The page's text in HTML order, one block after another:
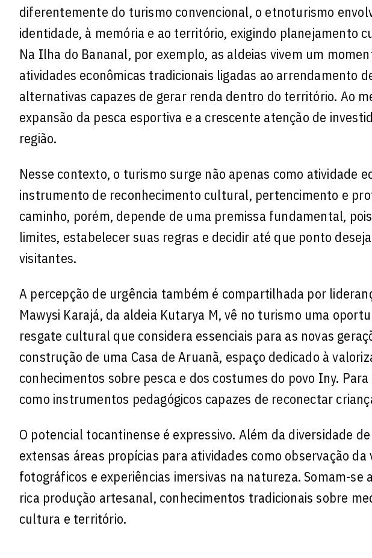
diferentemente do turismo convencional, o etnoturismo
identidade, à memória e ao território, exigindo planejamento
Na Ilha do Bananal, por exemplo, as aldeias vivem um
atividades econômicas tradicionais ligadas ao arrendamento
alternativas capazes de gerar renda dentro do território. Ao
expansão da pesca esportiva e a crescente atenção de
região.
Nesse contexto, o turismo surge não apenas como atividade
instrumento de reconhecimento cultural, pertencimento e
caminho, porém, depende de uma premissa fundamental,
limites, estabelecer suas regras e decidir até que ponto
visitantes.
A percepção de urgência também é compartilhada por
Mawysi Karajá, da aldeia Kutarya M, vê no turismo uma
resgate cultural que considera essenciais para as novas
construção de uma Casa de Aruanã, espaço dedicado à
conhecimentos sobre pesca e dos costumes do povo Iny.
como instrumentos pedagógicos capazes de reconectar
O potencial tocantinense é expressivo. Além da diversidade
extensas áreas propícias para atividades como observação
fotográficos e experiências imersivas na natureza. Somam-
rica produção artesanal, conhecimentos tradicionais sobre
cultura e território.